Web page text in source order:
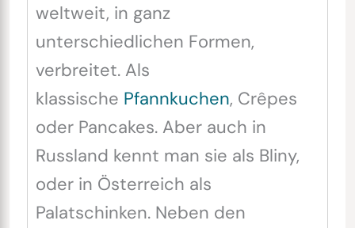
weltweit, in ganz
unterschiedlichen Formen,
verbreitet. Als
klassische Pfannkuchen, Crêpes
oder Pancakes. Aber auch in
Russland kennt man sie als Bliny,
oder in Österreich als
Palatschinken. Neben den